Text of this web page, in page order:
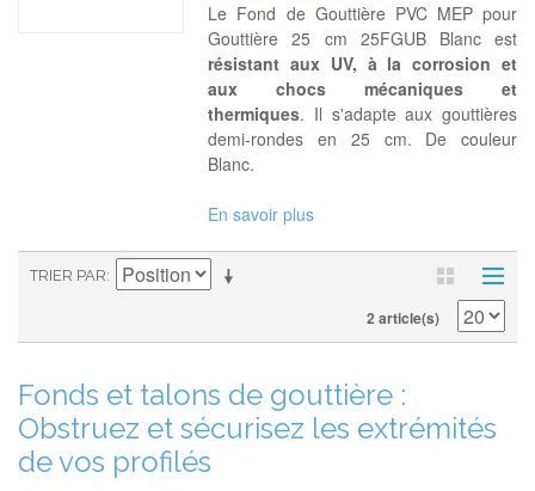
Le Fond de Gouttière PVC MEP pour
Gouttière 25 cm 25FGUB Blanc est
résistant aux UV, à la corrosion et
aux chocs mécaniques et
thermiques. Il s'adapte aux gouttières
demi-rondes en 25 cm. De couleur
Blanc.
En savoir plus
TRIER PAR
2 article(s)
Fonds et talons de gouttière :
Obstruez et sécurisez les extrémités
de vos profilés